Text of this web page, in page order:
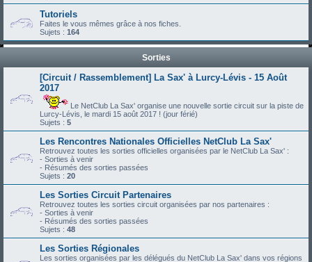
Tutoriels
Faites le vous mêmes grâce à nos fiches.
Sujets : 164
Sorties
[Circuit / Rassemblement] La Sax' à Lurcy-Lévis - 15 Août
2017
Le NetClub La Sax' organise une nouvelle sortie circuit sur la piste de
Lurcy-Lévis, le mardi 15 août 2017 ! (jour férié)
Sujets : 5
Les Rencontres Nationales Officielles NetClub La Sax'
Retrouvez toutes les sorties officielles organisées par le NetClub La Sax' :
- Sorties à venir
- Résumés des sorties passées
Sujets : 20
Les Sorties Circuit Partenaires
Retrouvez toutes les sorties circuit organisées par nos partenaires :
- Sorties à venir
- Résumés des sorties passées
Sujets : 48
Les Sorties Régionales
Les sorties organisées par les délégués du NetClub La Sax' dans vos régions